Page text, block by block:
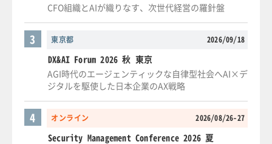
CFO組織とAIが織りなす、次世代経営の羅針盤
東京都 2026/09/18
3
DX&AI Forum 2026 秋 東京
AGI時代のエージェンティックな自律型社会へAI×デ
ジタルを駆使した日本企業のAX戦略
オンライン 2026/08/26-27
4
Security Management Conference 2026 夏